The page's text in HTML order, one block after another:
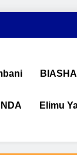
na
ujasiriamali
Elimu